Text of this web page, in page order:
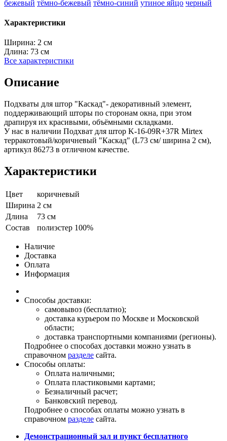
бежевый тёмно-бежевый тёмно-синий утиное яйцо черный
Характеристики
Ширина: 2 см
Длина: 73 см
Все характеристики
Описание
Подхваты для штор "Каскад"- декоративный элемент,
поддерживающий шторы по сторонам окна, при этом
драпируя их красивыми, объёмными складками.
У нас в наличии Подхват для штор K-16-09R+37R Mirtex
терракотовый/коричневый "Каскад" (L73 см/ ширина 2 см),
артикул 86273 в отличном качестве.
Характеристики
Цвет
коричневый
Ширина 2 см
Длина
73 см
Состав
полиэстер 100%
Наличие
Доставка
Оплата
Информация
Способы доставки:
самовывоз (бесплатно);
доставка курьером по Москве и Московской
области;
доставка транспортными компаниями (регионы).
Подробнее о способах доставки можно узнать в
справочном разделе сайта.
Способы оплаты:
Оплата наличными;
Оплата пластиковыми картами;
Безналичный расчет;
Банковский перевод.
Подробнее о способах оплаты можно узнать в
справочном разделе сайта.
Демонстрационный зал и пункт бесплатного